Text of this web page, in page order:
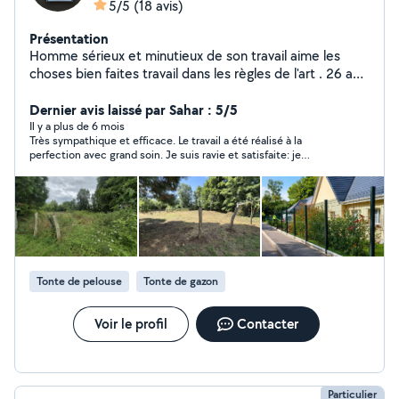
5/5 (18 avis)
Présentation
Homme sérieux et minutieux de son travail aime les
choses bien faites travail dans les règles de l'art . 26 ans
travail s'adapte facilement.
Dernier avis laissé par Sahar : 5/5
Il y a plus de 6 mois
Très sympathique et efficace. Le travail a été réalisé à la
perfection avec grand soin. Je suis ravie et satisfaite: je
Tonte de pelouse Tonte de gazon
Voir le profil Contacter
Particulier